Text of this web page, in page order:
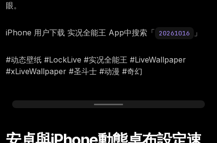
眼。
iPhone 用户下载 实况全能王 App中搜索「 20261016 」
#动态壁纸 #LockLive #实况全能王 #LiveWallpaper
#xLiveWallpaper #圣斗士 #动漫 #奇幻
Friday, October 16